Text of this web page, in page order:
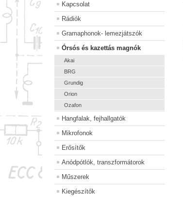
Kapcsolat
Rádiók
Gramaphonok- lemezjátszók
Órsós és kazettás magnók
Akai
BRG
Grundig
Orion
Ozafon
Hangfalak, fejhallgatók
Mikrofonok
Erősítők
Anódpótlók, transzformátorok
Műszerek
Kiegészítők